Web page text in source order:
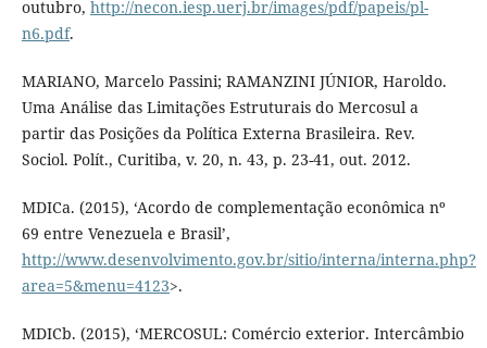
outubro, http://necon.iesp.uerj.br/images/pdf/papeis/pl-
n6.pdf.
MARIANO, Marcelo Passini; RAMANZINI JÚNIOR, Haroldo.
Uma Análise das Limitações Estruturais do Mercosul a
partir das Posições da Política Externa Brasileira. Rev.
Sociol. Polít., Curitiba, v. 20, n. 43, p. 23-41, out. 2012.
MDICa. (2015), ‘Acordo de complementação econômica nº
69 entre Venezuela e Brasil’,
http://www.desenvolvimento.gov.br/sitio/interna/interna.php?
area=5&menu=4123>.
MDICb. (2015), ‘MERCOSUL: Comércio exterior. Intercâmbio